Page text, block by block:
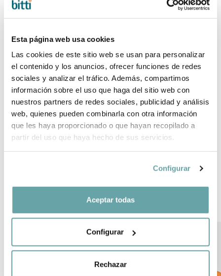
Esta página web usa cookies
Las cookies de este sitio web se usan para personalizar
el contenido y los anuncios, ofrecer funciones de redes
sociales y analizar el tráfico. Además, compartimos
información sobre el uso que haga del sitio web con
nuestros partners de redes sociales, publicidad y análisis
web, quienes pueden combinarla con otra información
que les haya proporcionado o que hayan recopilado a
partir del uso que haya hecho de sus servicios.
Configurar
Aceptar todas
Configurar
Rechazar
WHY CHOOSE BITTI?
SHARE
OTHER CUSTOMERS ALSO VIEWED